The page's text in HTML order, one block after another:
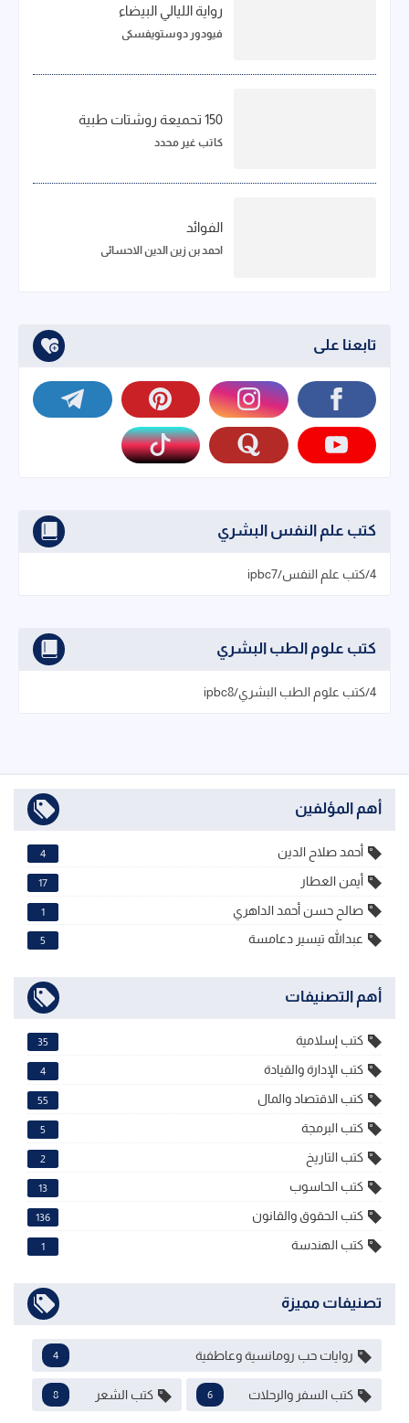
رواية الليالي البيضاء
فيودور دوستويفسكي
150 تحميعة روشتات طبية
كاتب غير محدد
الفوائد
احمد بن زين الدين الاحسائي
تابعنا على
كتب علم النفس البشري
4/كتب علم النفس/ipbc7
كتب علوم الطب البشري
4/كتب علوم الطب البشري/ipbc8
أهم المؤلفين
أحمد صلاح الدين 4
أيمن العطار 17
صالح حسن أحمد الداهري 1
عبدالله تيسير دعامسة 5
أهم التصنيفات
كتب إسلامية 35
كتب الإدارة والقيادة 4
كتب الاقتصاد والمال 55
كتب البرمجة 5
كتب التاريخ 2
كتب الحاسوب 13
كتب الحقوق والقانون 136
كتب الهندسة 1
تصنيفات مميزة
روايات حب رومانسية وعاطفية 4
كتب السفر والرحلات 6 كتب الشعر 8